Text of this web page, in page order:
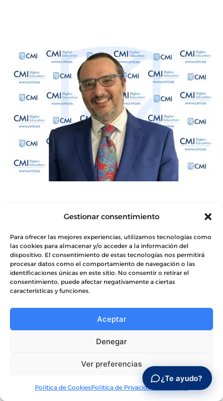
Gestionar consentimiento
Para ofrecer las mejores experiencias, utilizamos tecnologías como
las cookies para almacenar y/o acceder a la información del
dispositivo. El consentimiento de estas tecnologías nos permitirá
procesar datos como el comportamiento de navegación o las
identificaciones únicas en este sitio. No consentir o retirar el
consentimiento, puede afectar negativamente a ciertas
características y funciones.
Aceptar
Denegar
Ver preferencias
Política de CookiesPolítica de Privacidad
Licenciado en Administración y Dirección de Empresas
y Doctor en Ciencias de la Información
ver más +
¿Te ayudo?